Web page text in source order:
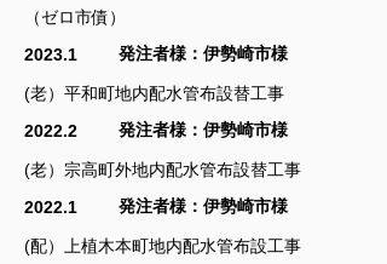
（ゼロ市債）
2023.1
発注者様： 伊勢崎市様
(老）平和町地内配水管布設替工事
2022.2
発注者様： 伊勢崎市様
(老）宗高町外地内配水管布設替工事
2022.1
発注者様： 伊勢崎市様
(配）上植木本町地内配水管布設工事